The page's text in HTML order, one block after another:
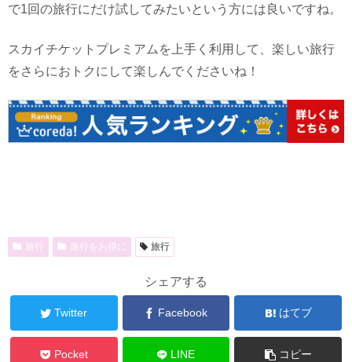
で1回の旅行にだけ試してみたいという方には良いですね。
スカイチケットプレミアムを上手く利用して、楽しい旅行
をさらにおトクにして楽しんでくださいね！
旅行 旅行をお得に 旅行
シェアする
Twitter Facebook はてブ
Pocket LINE コピー